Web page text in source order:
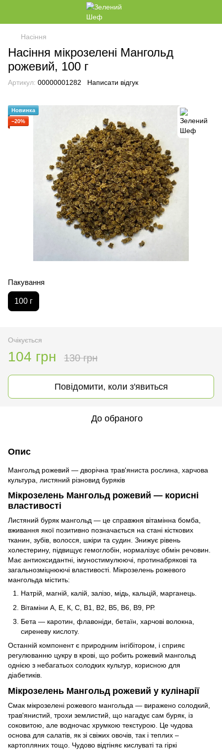
Насіння
Насіння мікрозелені Мангольд
рожевий, 100 г
Артикул: 00000001282 Написати відгук
Новинка
−20%
Пакування
100 г
Очікується
104 грн 130 грн
Повідомити, коли з'явиться
До обраного
Опис
Мангольд рожевий — дворічна трав'яниста рослина, харчова
культура, листяний різновид буряків
Мікрозелень Мангольд рожевий — корисні
властивості
Листяний буряк мангольд — це справжня вітамінна бомба,
вживання якої позитивно позначається на стані кісткових
тканин, зубів, волосся, шкіри та судин. Знижує рівень
холестерину, підвищує гемоглобін, нормалізує обмін речовин.
Має антиоксидантні, імуностимулюючі, протинабрякові та
загальнозміцнюючі властивості. Мікрозелень рожевого
мангольда містить:
Натрій, магній, калій, залізо, мідь, кальцій, марганець.
Вітаміни А, Е, К, С, В1, В2, В5, В6, В9, РР.
Бета — каротин, флавоніди, бетаїн, харчові волокна,
сиреневу кислоту.
Останній компонент є природним інгібітором, і сприяє
регулюванню цукру в крові, що робить рожевий мангольд
однією з небагатьох солодких культур, корисною для
діабетиків.
Мікрозелень Мангольд рожевий у кулінарії
Смак мікрозелені рожевого мангольда — виражено солодкий,
трав'янистий, трохи землистий, що нагадує сам буряк, із
соковитою, але водночас хрумкою текстурою. Це чудова
основа для салатів, як зі свіжих овочів, так і теплих –
картопляних тощо. Чудово відтіняє кислуваті та гіркі